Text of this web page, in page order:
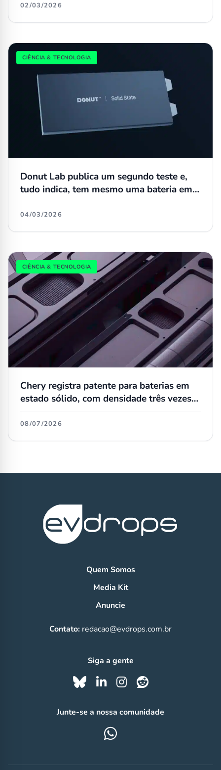
02/03/2026
CIÊNCIA & TECNOLOGIA
Donut Lab publica um segundo teste e,
tudo indica, tem mesmo uma bateria em
04/03/2026
CIÊNCIA & TECNOLOGIA
Chery registra patente para baterias em
estado sólido, com densidade três vezes
08/07/2026
Quem Somos
Media Kit
Anuncie
Contato: redacao@evdrops.com.br
Siga a gente
Junte-se a nossa comunidade